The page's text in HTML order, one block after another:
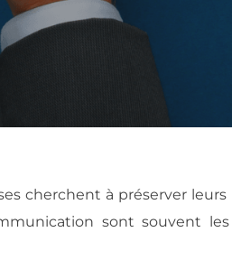
cherchent à préserver
sont souvent